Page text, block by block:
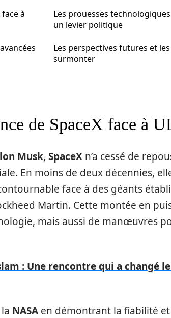
à
Les prouesses technologiques
un levier politique
Les perspectives futures et
surmonter
de SpaceX face à
Musk, SpaceX n’a cessé de
En moins de deux décennies,
face à des géants
Martin. Cette montée en
mais aussi de manœuvres
: Une rencontre qui a changé
NASA en démontrant la fiabilité et